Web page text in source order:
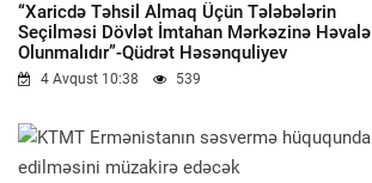
“Xaricdə Təhsil Almaq Üçün Tələbələrin
Seçilməsi Dövlət İmtahan Mərkəzinə Həvalə
Olunmalıdır”-Qüdrət Həsənquliyev
4 Avqust 10:38 539